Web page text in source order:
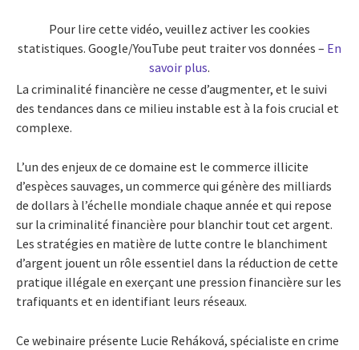
Pour lire cette vidéo, veuillez activer les cookies
statistiques. Google/YouTube peut traiter vos données – En
savoir plus.
La criminalité financière ne cesse d’augmenter, et le suivi
des tendances dans ce milieu instable est à la fois crucial et
complexe.
L’un des enjeux de ce domaine est le commerce illicite
d’espèces sauvages, un commerce qui génère des milliards
de dollars à l’échelle mondiale chaque année et qui repose
sur la criminalité financière pour blanchir tout cet argent.
Les stratégies en matière de lutte contre le blanchiment
d’argent jouent un rôle essentiel dans la réduction de cette
pratique illégale en exerçant une pression financière sur les
trafiquants et en identifiant leurs réseaux.
Ce webinaire présente Lucie Reháková, spécialiste en crime